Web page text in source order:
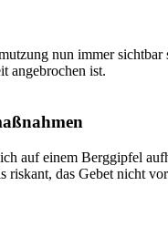
nun immer
angebrochen ist.
auf einem Berggipfel
das Gebet nicht